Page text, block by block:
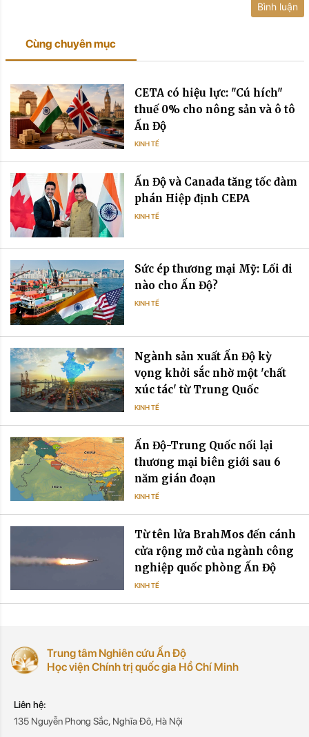
Bình luận
Cùng chuyên mục
CETA có hiệu lực: "Cú hích"
thuế 0% cho nông sản và ô tô
Ấn Độ
KINH TẾ
Ấn Độ và Canada tăng tốc đàm
phán Hiệp định CEPA
KINH TẾ
Sức ép thương mại Mỹ: Lối đi
nào cho Ấn Độ?
KINH TẾ
Ngành sản xuất Ấn Độ kỳ
vọng khởi sắc nhờ một 'chất
xúc tác' từ Trung Quốc
KINH TẾ
Ấn Độ-Trung Quốc nối lại
thương mại biên giới sau 6
năm gián đoạn
KINH TẾ
Từ tên lửa BrahMos đến cánh
cửa rộng mở của ngành công
nghiệp quốc phòng Ấn Độ
KINH TẾ
Trung tâm Nghiên cứu Ấn Độ
Học viện Chính trị quốc gia Hồ Chí Minh
Liên hệ:
135 Nguyễn Phong Sắc, Nghĩa Đô, Hà Nội